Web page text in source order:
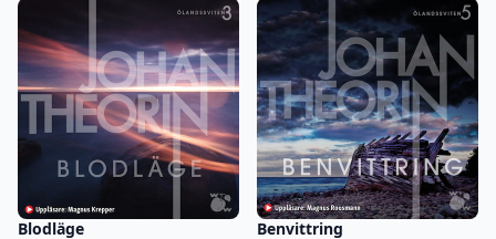
Blodläge Benvittring